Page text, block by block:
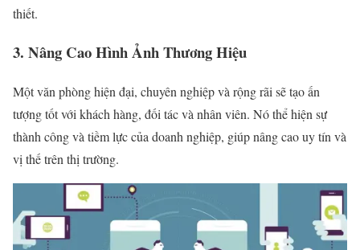
thiết.
3. Nâng Cao Hình Ảnh Thương Hiệu
Một văn phòng hiện đại, chuyên nghiệp và rộng rãi sẽ tạo ấn
tượng tốt với khách hàng, đối tác và nhân viên. Nó thể hiện sự
thành công và tiềm lực của doanh nghiệp, giúp nâng cao uy tín và
vị thế trên thị trường.